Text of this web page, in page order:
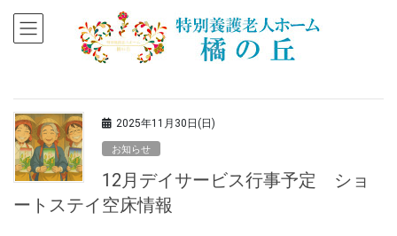
2025年11月30日(日)
お知らせ
12月デイサービス行事予定 ショ
ートステイ空床情報